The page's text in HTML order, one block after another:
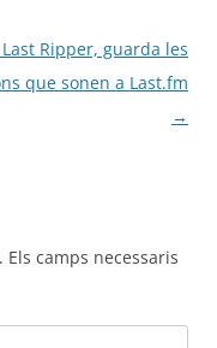
Ripper, guarda les
que sonen a Last.fm
→
Els camps necessaris